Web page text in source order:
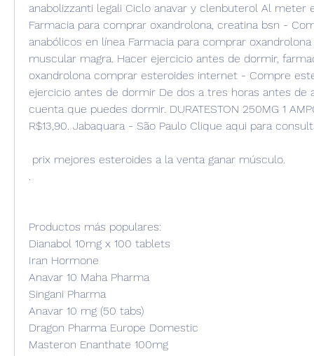
anabolizzanti legali Ciclo anavar y clenbuterol Al meter
Farmacia para comprar oxandrolona, creatina bsn -
anabólicos en línea Farmacia para comprar
muscular magra. Hacer ejercicio antes de dormir,
oxandrolona comprar esteroides internet - Compre
ejercicio antes de dormir De dos a tres horas antes de
cuenta que puedes dormir. DURATESTON 250MG 1
R$13,90. Jabaquara - São Paulo Clique aqui para
prix mejores esteroides a la venta ganar músculo.
Productos más populares:
Dianabol 10mg x 100 tablets
Iran Hormone
Anavar 10 Maha Pharma
Singani Pharma
Anavar 10 mg (50 tabs)
Dragon Pharma Europe Domestic
Masteron Enanthate 100mg